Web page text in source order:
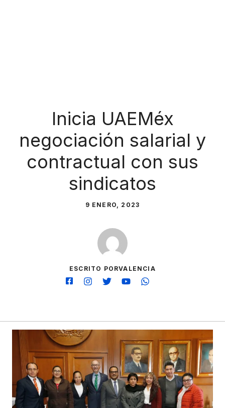
Inicia UAEMéx
negociación salarial y
contractual con sus
sindicatos
9 ENERO, 2023
ESCRITO PORVALENCIA